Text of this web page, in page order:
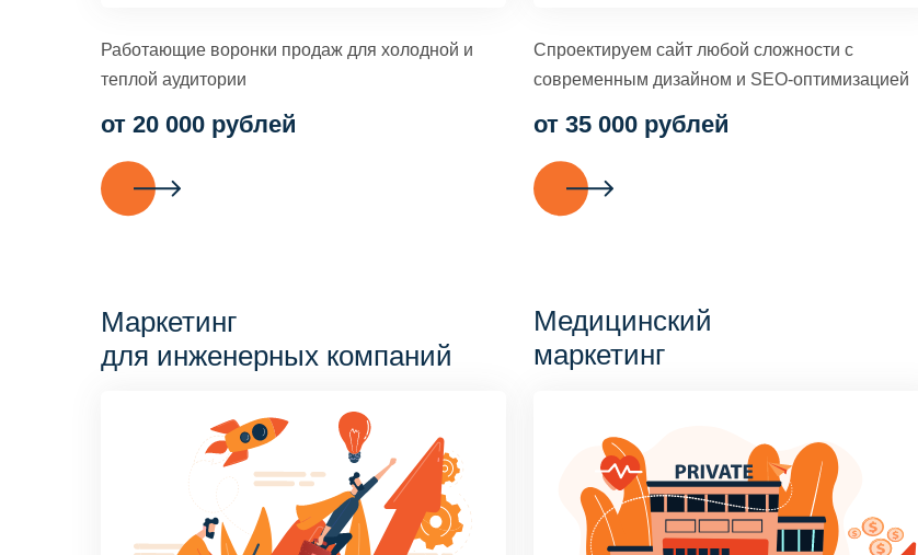
Работающие воронки продаж для холодной и
теплой аудитории
от 20 000 рублей
Спроектируем сайт любой сложности с
современным дизайном и SEO-оптимизацией
от 35 000 рублей
Маркетинг
для инженерных компаний
Медицинский
маркетинг